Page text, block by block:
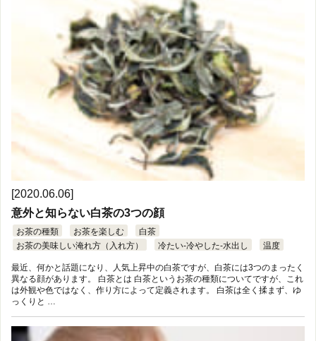
[2020.06.06]
意外と知らない白茶の3つの顔
お茶の種類 お茶を楽しむ
白茶
お茶の美味しい淹れ方（入れ方）
冷たい-冷やした-水出し 温度
最近、何かと話題になり、人気上昇中の白茶ですが、白茶には3つのまったく
異なる顔があります。 白茶とは 白茶というお茶の種類についてですが、これ
は外観や色ではなく、作り方によって定義されます。 白茶は全く揉まず、ゆ
っくりと …